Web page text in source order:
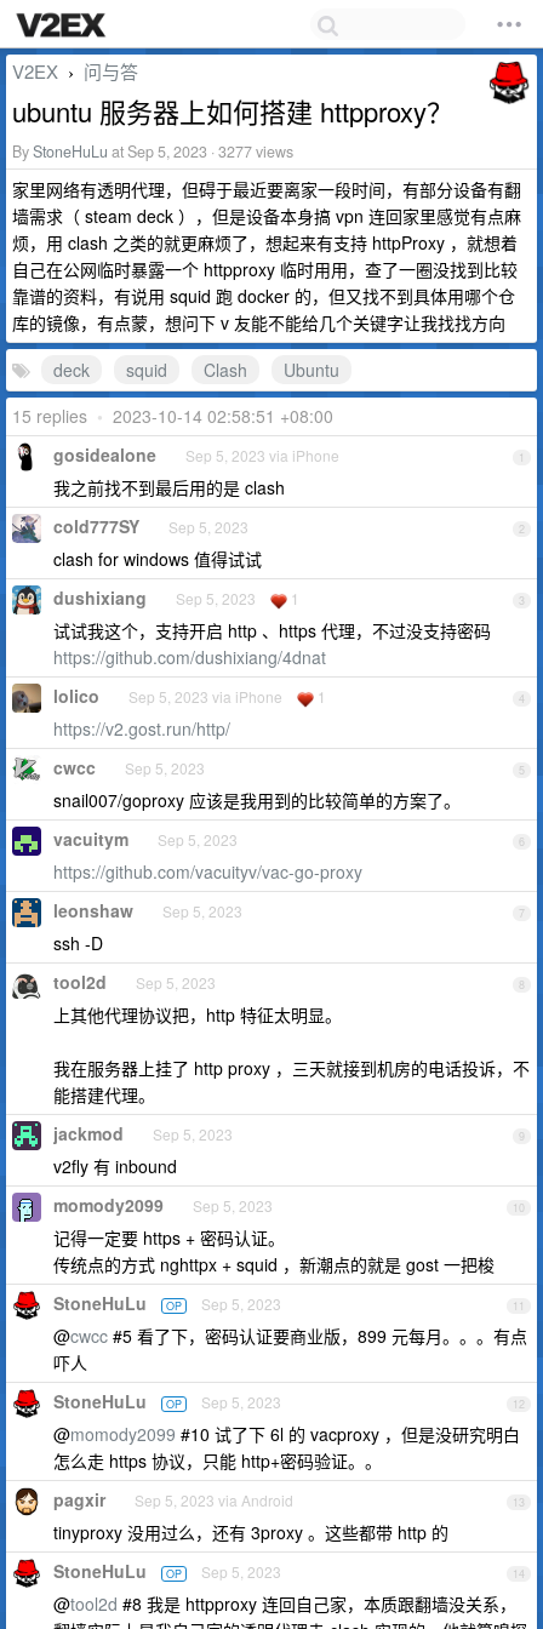
V2EX › 问与答
ubuntu 服务器上如何搭建 httpproxy？
ByStoneHuLu at Sep 5, 2023 · 3277 views
家里网络有透明代理，但碍于最近要离家一段时间，有部分设备有翻
墙需求（ steam deck ），但是设备本身搞 vpn 连回家里感觉有点麻
烦，用 clash 之类的就更麻烦了，想起来有支持 httpProxy ，就想着
自己在公网临时暴露一个 httpproxy 临时用用，查了一圈没找到比较
靠谱的资料，有说用 squid 跑 docker 的，但又找不到具体用哪个仓
库的镜像，有点蒙，想问下 v 友能不能给几个关键字让我找找方向
deck
squid Clash
Ubuntu
15 replies • 2023-10-14 02:58:51 +08:00
1
gosidealone Sep 5, 2023 via iPhone
我之前找不到最后用的是 clash
2
cold777SY Sep 5, 2023
clash for windows 值得试试
3
dushixiang Sep 5, 2023 1
试试我这个，支持开启 http 、https 代理，不过没支持密码
https://github.com/dushixiang/4dnat
4
lolico Sep 5, 2023 via iPhone 1
https://v2.gost.run/http/
5
cwcc Sep 5, 2023
snail007/goproxy 应该是我用到的比较简单的方案了。
6
vacuitym Sep 5, 2023
https://github.com/vacuityv/vac-go-proxy
7
leonshaw Sep 5, 2023
ssh -D
8
tool2d Sep 5, 2023
上其他代理协议把，http 特征太明显。
我在服务器上挂了 http proxy ，三天就接到机房的电话投诉，不
能搭建代理。
9
jackmod Sep 5, 2023
v2fly 有 inbound
10
momody2099 Sep 5, 2023
记得一定要 https + 密码认证。
传统点的方式 nghttpx + squid ，新潮点的就是 gost 一把梭
11
StoneHuLu OP Sep 5, 2023
@cwcc #5 看了下，密码认证要商业版，899 元每月。。。有点
吓人
12
StoneHuLu OP Sep 5, 2023
@momody2099 #10 试了下 6l 的 vacproxy ，但是没研究明白
怎么走 https 协议，只能 http+密码验证。。
13
pagxir Sep 5, 2023 via Android
tinyproxy 没用过么，还有 3proxy 。这些都带 http 的
14
StoneHuLu OP Sep 5, 2023
@tool2d #8 我是 httpproxy 连回自己家，本质跟翻墙没关系，